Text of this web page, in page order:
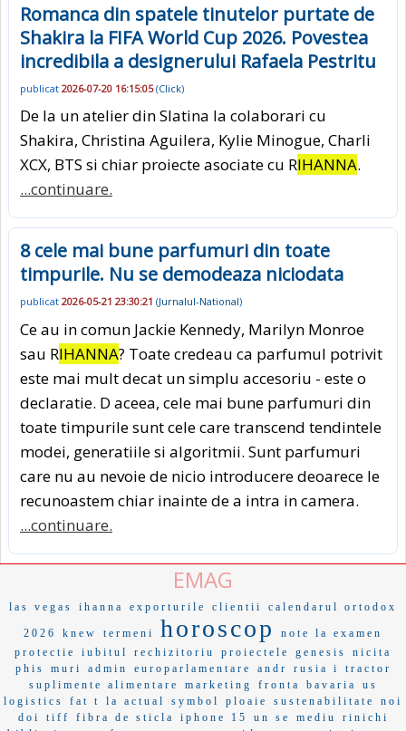
Romanca din spatele tinutelor purtate de
Shakira la FIFA World Cup 2026. Povestea
incredibila a designerului Rafaela Pestritu
publicat 2026-07-20 16:15:05(Click)
De la un atelier din Slatina la colaborari cu
Shakira, Christina Aguilera, Kylie Minogue, Charli
XCX, BTS si chiar proiecte asociate cu RIHANNA.
...continuare.
8 cele mai bune parfumuri din toate
timpurile. Nu se demodeaza niciodata
publicat 2026-05-21 23:30:21 (Jurnalul-National)
Ce au in comun Jackie Kennedy, Marilyn Monroe
sau RIHANNA? Toate credeau ca parfumul potrivit
este mai mult decat un simplu accesoriu - este o
declaratie. D aceea, cele mai bune parfumuri din
toate timpurile sunt cele care transcend tendintele
modei, generatiile si algoritmii. Sunt parfumuri
care nu au nevoie de nicio introducere deoarece le
recunoastem chiar inainte de a intra in camera.
...continuare.
EMAG
las vegas ihanna exporturile clientii calendarul ortodox
2026 knew termeni horoscop
note la examen
protectie
iubitul rechizitoriu proiectele genesis
nicita
phis
muri admin europarlamentare andr rusia i
tractor
suplimente alimentare
marketing fronta bavaria
us
logistics
fat t la actual symbol ploaie sustenabilitate
noi
doi
tiff fibra de sticla iphone 15 un se mediu
rinichi